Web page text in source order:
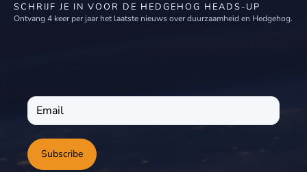
SCHRIJF JE IN VOOR DE HEDGEHOG HEADS-UP
Ontvang 4 keer per jaar het laatste nieuws over duurzaamheid en Hedgehog.
Subscribe